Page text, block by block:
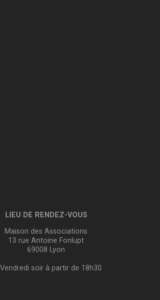
LIEU DE RENDEZ-VOUS
Maison des Associations
13 rue Antoine Fonlupt
69008 Lyon
Vendredi soir à partir de 18h30